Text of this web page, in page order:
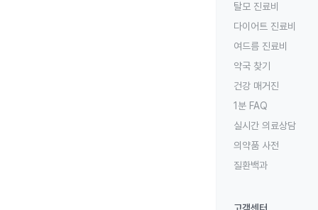
탈모 진료비
다이어트 진료비
여드름 진료비
약국 찾기
건강 매거진
1분 FAQ
실시간 의료상담
의약품 사전
질환백과